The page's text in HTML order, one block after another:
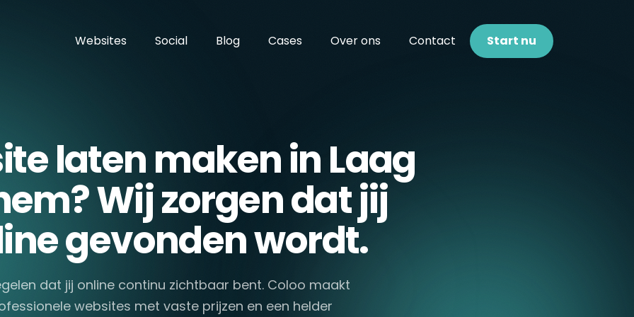
Websites
Social Blog Cases Over ons Contact Start nu
laten maken in Laag
Wij zorgen dat jij
gevonden wordt.
dat jij online continu zichtbaar bent. Coloo maakt
websites met vaste prijzen en een helder